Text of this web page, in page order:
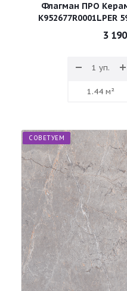
Флагман ПРО
К952677R0001LPЕR
3 190
СОВЕТУЕМ